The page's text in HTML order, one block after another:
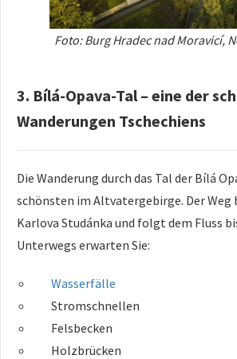
Foto: Burg Hradec nad Moravicí,
3. Bílá-Opava-Tal – eine der
Wanderungen Tschechiens
Die Wanderung durch das Tal der Bílá
schönsten im Altvatergebirge. Der
Karlova Studánka und folgt dem Fluss
Unterwegs erwarten Sie:
Wasserfälle
Stromschnellen
Felsbecken
Holzbrücken